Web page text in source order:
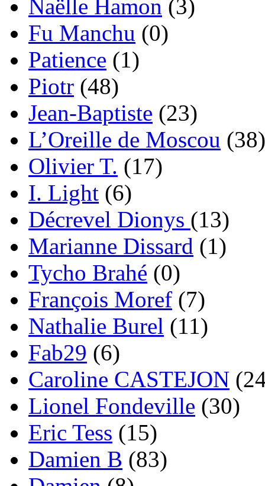
Naëlle Hamon (3)
Fu Manchu (0)
Patience (1)
Piotr (48)
Jean-Baptiste (23)
L’Oreille de Moscou (38)
Olivier T. (17)
I. Light (6)
Décrevel Dionys (13)
Marianne Dissard (1)
Tycho Brahé (0)
François Moref (7)
Nathalie Burel (11)
Fab29 (6)
Caroline CASTEJON
Lionel Fondeville (30)
Eric Tess (15)
Damien B (83)